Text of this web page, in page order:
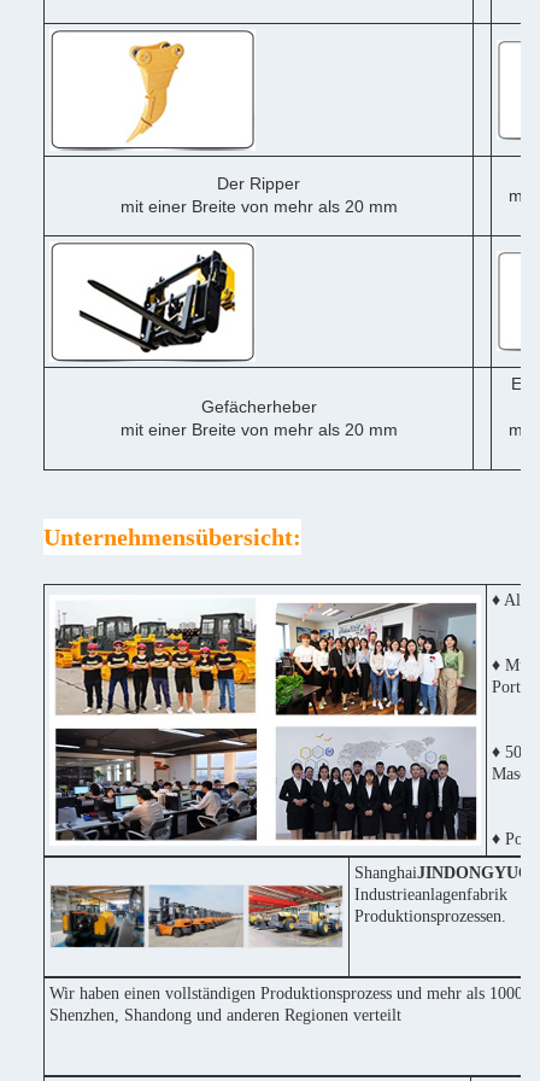
Der Ripper
mit einer Breite von mehr als 20 mm
mit
Gefächerheber
mit einer Breite von mehr als 20 mm
mit
Unternehmensübersicht:
♦ Alle
♦
♦ 50%
♦
ShanghaiJINDONGYU
Produktionsprozessen.
Wir haben einen vollständigen Produktionsprozess und mehr als 1000
Shenzhen, Shandong und anderen Regionen verteilt